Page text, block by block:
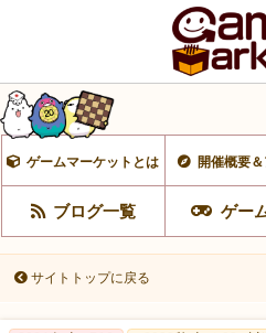
ゲームマーケットとは 開催概要
ブログ一覧 ゲー
サイトトップに戻る